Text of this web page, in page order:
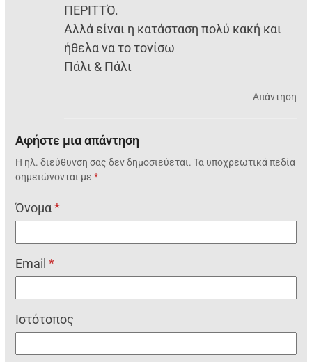
ΠΕΡΙΤΤΌ.
Αλλά είναι η κατάσταση πολύ κακή και
ήθελα να το τονίσω
Πάλι & Πάλι
Απάντηση
Αφήστε μια απάντηση
Η ηλ. διεύθυνση σας δεν δημοσιεύεται. Τα υποχρεωτικά πεδία
σημειώνονται με*
Όνομα*
Email*
Ιστότοπος